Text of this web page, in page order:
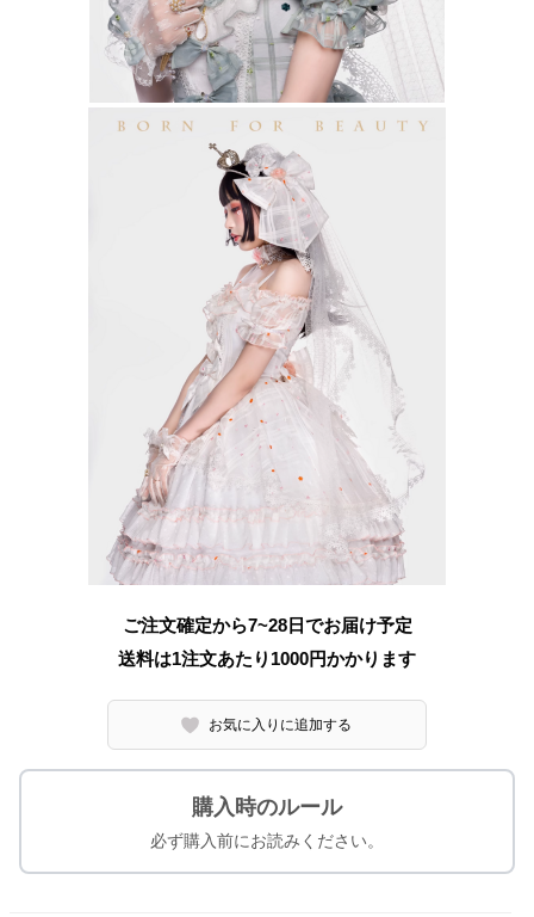
ご注文確定から7~28日でお届け予定
送料は1注文あたり 1000円かかります
お気に入りに追加する
購入時のルール
必ず購入前にお読みください。